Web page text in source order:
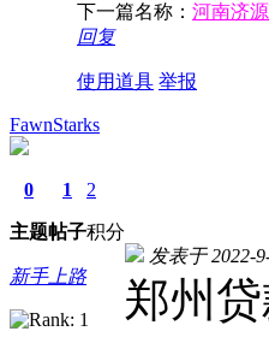
下一篇名称： 河南济
回复
使用道具 举报
FawnStarks
0
主题
1
帖子
2
积分
新手上路
发表于 2022-
郑州